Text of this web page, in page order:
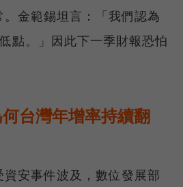
金範錫坦言：「我們認為
點。」因此下一季財報恐怕
台灣年增率持續翻
安事件波及，數位發展部